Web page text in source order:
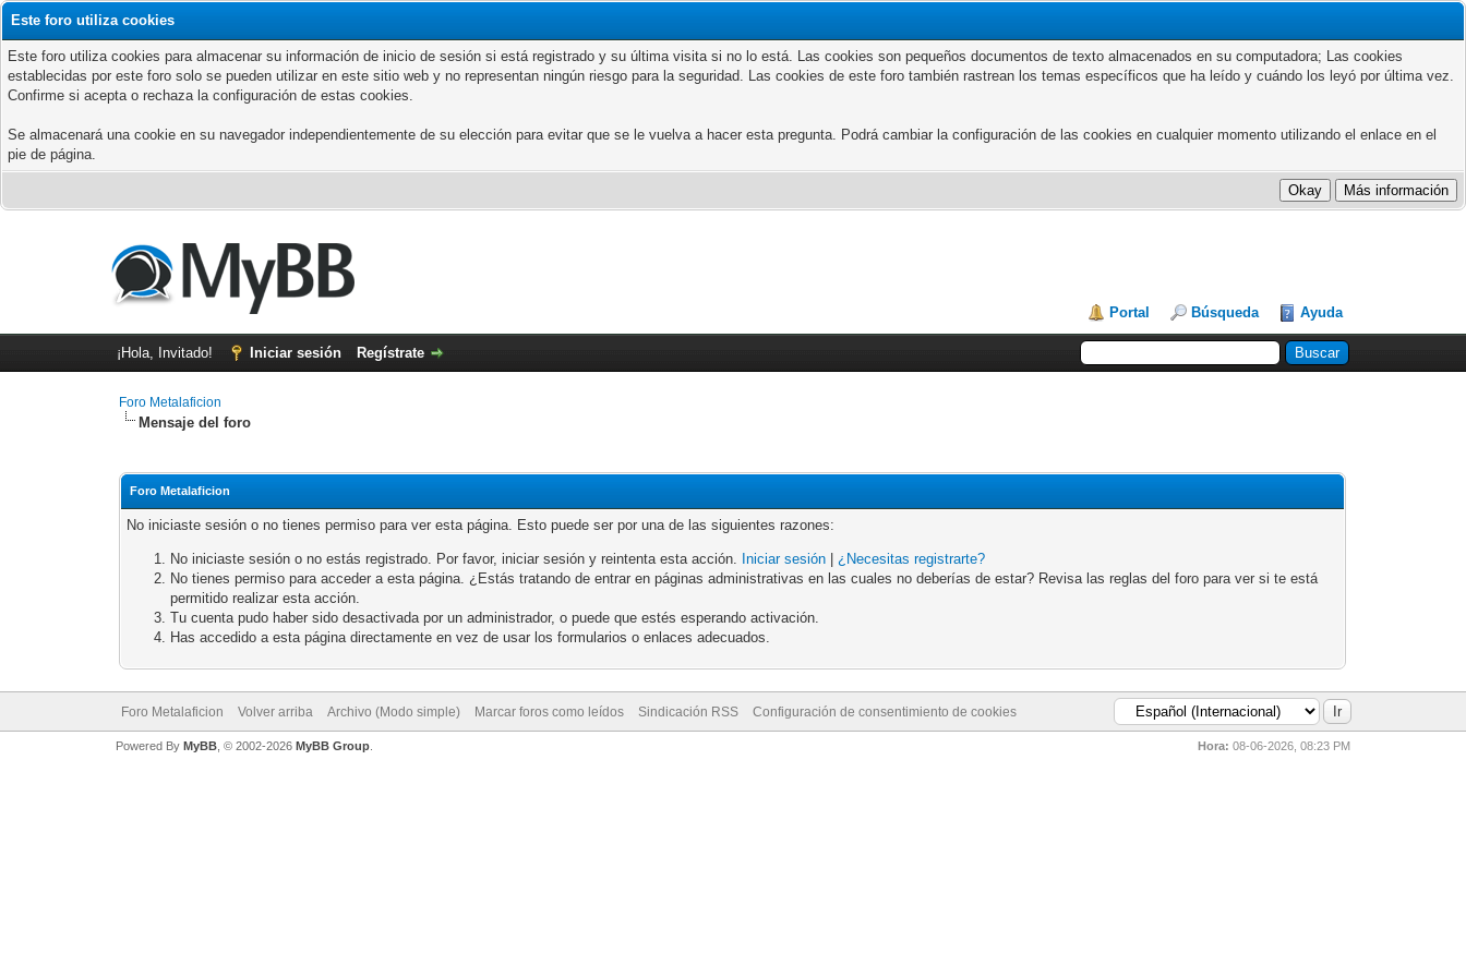
Este foro utiliza cookies
Este foro utiliza cookies para almacenar su información de inicio de sesión si está registrado y su última visita si no lo está. Las cookies son pequeños documentos de texto almacenados en su computadora; Las cookies
establecidas por este foro solo se pueden utilizar en este sitio web y no representan ningún riesgo para la seguridad. Las cookies de este foro también rastrean los temas específicos que ha leído y cuándo los leyó por última vez.
Confirme si acepta o rechaza la configuración de estas cookies.
Se almacenará una cookie en su navegador independientemente de su elección para evitar que se le vuelva a hacer esta pregunta. Podrá cambiar la configuración de las cookies en cualquier momento utilizando el enlace en el
pie de página.
Portal Búsqueda Ayuda
¡Hola, Invitado! Iniciar sesión Regístrate
Foro Metalaficion
Mensaje del foro
Foro Metalaficion
No iniciaste sesión o no tienes permiso para ver esta página. Esto puede ser por una de las siguientes razones:
No iniciaste sesión o no estás registrado. Por favor, iniciar sesión y reintenta esta acción. Iniciar sesión |¿Necesitas registrarte?
No tienes permiso para acceder a esta página. ¿Estás tratando de entrar en páginas administrativas en las cuales no deberías de estar? Revisa las reglas del foro para ver si te está
permitido realizar esta acción.
Tu cuenta pudo haber sido desactivada por un administrador, o puede que estés esperando activación.
Has accedido a esta página directamente en vez de usar los formularios o enlaces adecuados.
Foro Metalaficion Volver arriba Archivo (Modo simple) Marcar foros como leídos Sindicación RSS Configuración de consentimiento de cookies
Hora: 08-06-2026, 08:23 PM
Powered By MyBB, © 2002-2026 MyBB Group.